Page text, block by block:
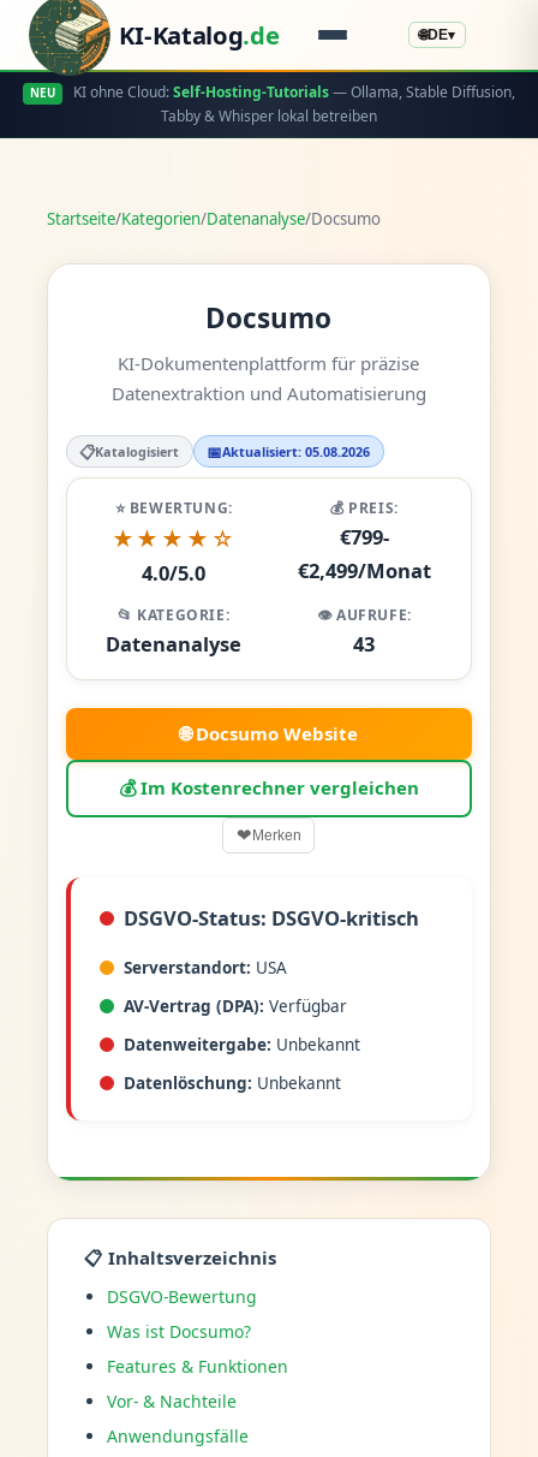
KI-Katalog.de 🌐DE▾
NEU KI ohne Cloud:Self-Hosting-Tutorials— Ollama, Stable Diffusion,
Tabby & Whisper lokal betreiben
Startseite/Kategorien/Datenanalyse/Docsumo
Docsumo
KI-Dokumentenplattform für präzise
Datenextraktion und Automatisierung
📋Katalogisiert 📅Aktualisiert: 05.08.2026
⭐ BEWERTUNG:
★★★★☆
4.0/5.0
💰 PREIS:
€799-
€2,499/Monat
📂 KATEGORIE:
Datenanalyse
👁️ AUFRUFE:
43
🌐 Docsumo Website
💰 Im Kostenrechner vergleichen
❤Merken
DSGVO-Status: DSGVO-kritisch
Serverstandort: USA
AV-Vertrag (DPA): Verfügbar
Datenweitergabe: Unbekannt
Datenlöschung: Unbekannt
📋 Inhaltsverzeichnis
DSGVO-Bewertung
Was ist Docsumo?
Features & Funktionen
Vor- & Nachteile
Anwendungsfälle